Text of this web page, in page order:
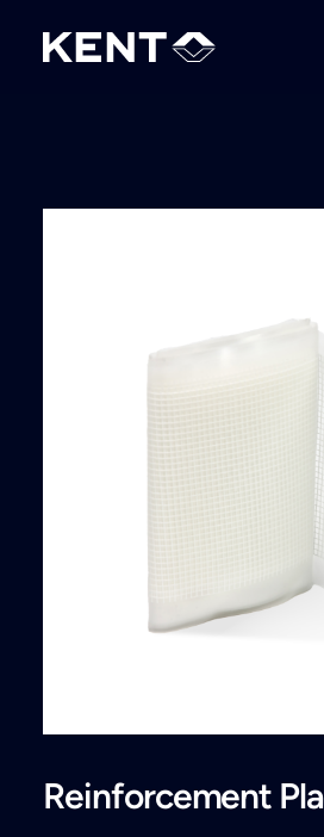
Reinforcement